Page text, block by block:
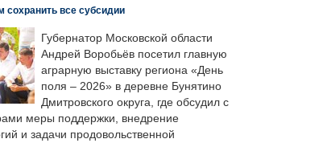
сохранить все субсидии
Губернатор Московской области
Андрей Воробьёв посетил главную
аграрную выставку региона «День
поля – 2026» в деревне Бунятино
Дмитровского округа, где обсудил с
меры поддержки, внедрение
и задачи продовольственной